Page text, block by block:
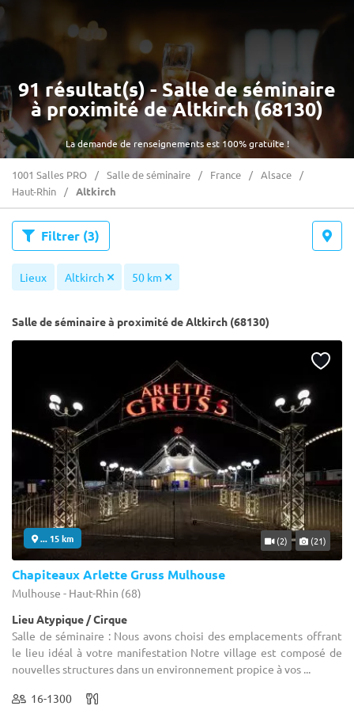
La demande de renseignements est 100% gratuite !
91 résultat(s) - Salle de séminaire
à proximité de Altkirch (68130)
1001 Salles PRO Salle de séminaire France
Alsace
Haut-Rhin
Altkirch
Filtrer (3)
Lieux Altkirch 50 km
Salle de séminaire à proximité de Altkirch (68130)
... 15 km (2) (21)
Chapiteaux Arlette Gruss Mulhouse
Mulhouse - Haut-Rhin (68)
Lieu Atypique / Cirque
Salle de séminaire : Nous avons choisi des emplacements offrant
le lieu idéal à votre manifestation Notre village est composé de
nouvelles structures dans un environnement propice à vos ...
16-1300